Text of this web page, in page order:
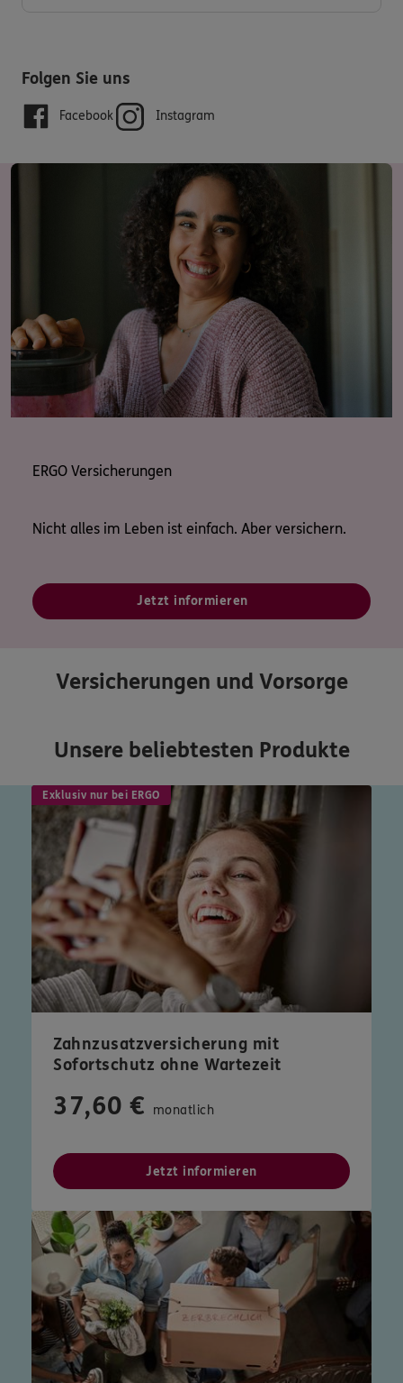
Nina Becker
P.S.: Lassen Sie doch gerne auch einen "Like" auf
meiner Facebook- oder Instagramseite da, sodass Sie
immer die neuesten Informationen ganz unkompliziert
Folgen Sie uns
Facebook Instagram
ERGO Versicherungen
Nicht alles im Leben ist einfach. Aber versichern.
Jetzt informieren
Versicherungen und Vorsorge
Unsere beliebtesten Produkte
Exklusiv nur bei ERGO
Zahnzusatzversicherung mit
Sofortschutz ohne Wartezeit
37,60 € monatlich
Jetzt informieren